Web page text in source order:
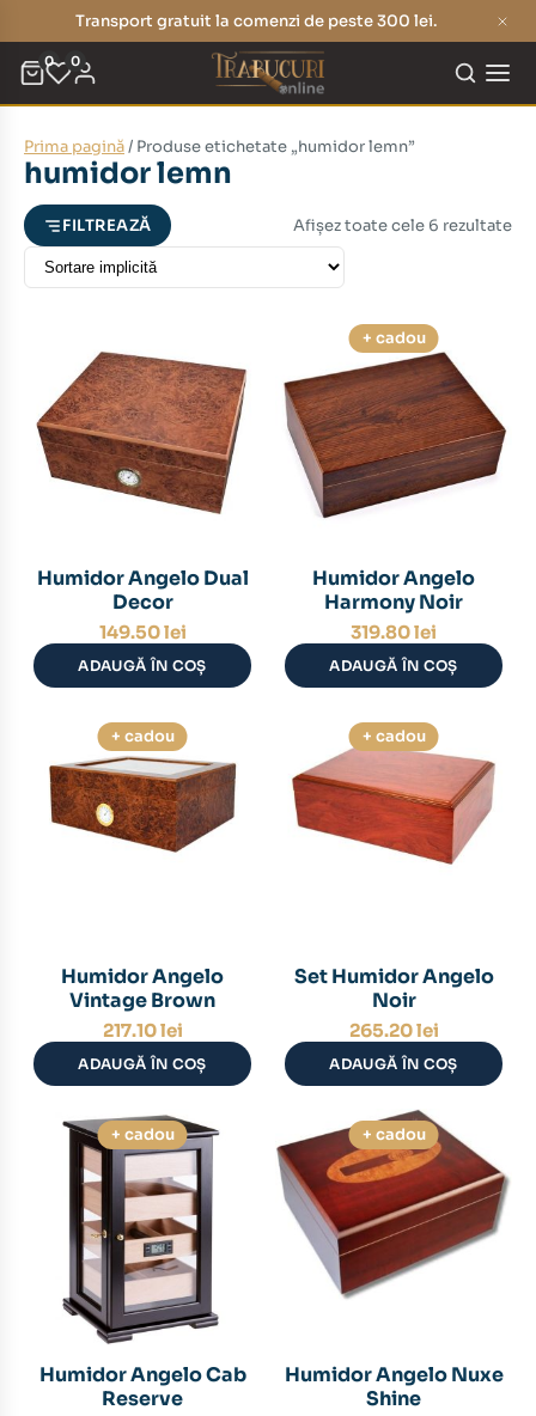
Transport gratuit la comenzi de peste 300 lei.
0 0
Prima pagină/ Produse etichetate „humidor lemn”
humidor lemn
FILTREAZĂ Afișez toate cele 6 rezultate
Humidor Angelo Dual
Decor
149.50lei
ADAUGĂ ÎN COȘ
+ cadou
Humidor Angelo
Harmony Noir
319.80lei
ADAUGĂ ÎN COȘ
+ cadou
Humidor Angelo
Vintage Brown
217.10lei
ADAUGĂ ÎN COȘ
+ cadou
Set Humidor Angelo
Noir
265.20lei
ADAUGĂ ÎN COȘ
+ cadou
Humidor Angelo Cab
Reserve
+ cadou
Humidor Angelo Nuxe
Shine